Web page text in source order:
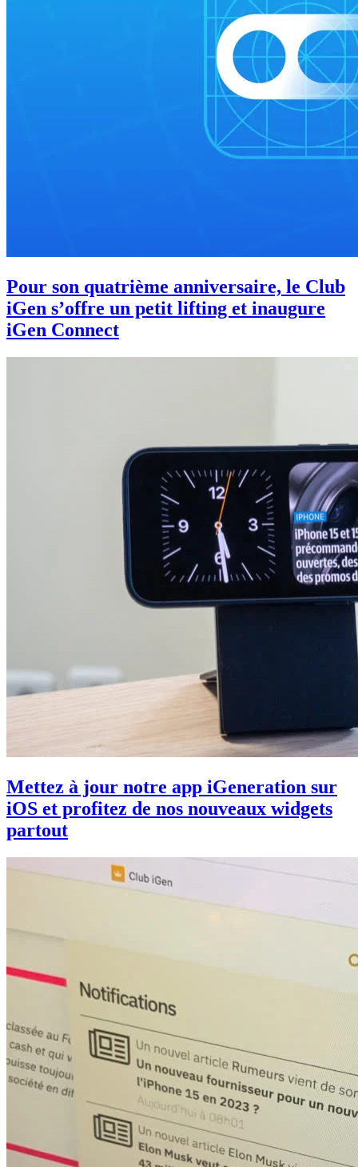
Pour son quatrième anniversaire, le Club
iGen s’offre un petit lifting et inaugure
iGen Connect
Mettez à jour notre app iGeneration sur
iOS et profitez de nos nouveaux widgets
partout